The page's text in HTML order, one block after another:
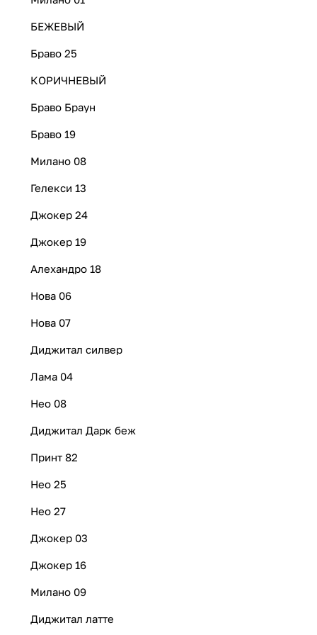
БЕЖЕВЫЙ
Браво 25
КОРИЧНЕВЫЙ
Браво Браун
Браво 19
Милано 08
Гелекси 13
Джокер 24
Джокер 19
Алехандро 18
Нова 06
Нова 07
Диджитал силвер
Лама 04
Нео 08
Диджитал Дарк беж
Принт 82
Нео 25
Нео 27
Джокер 03
Джокер 16
Милано 09
Диджитал латте